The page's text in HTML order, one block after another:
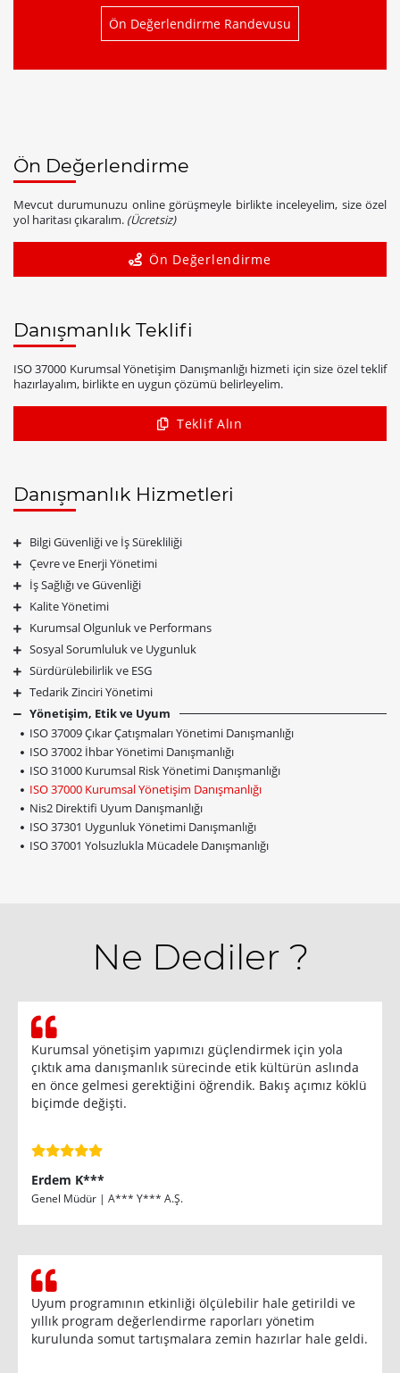
Ön Değerlendirme Randevusu
Ön Değerlendirme
Mevcut durumunuzu online görüşmeyle birlikte inceleyelim, size özel
yol haritası çıkaralım. (Ücretsiz)
Ön Değerlendirme
Danışmanlık Teklifi
ISO 37000 Kurumsal Yönetişim Danışmanlığı hizmeti için size özel teklif
hazırlayalım, birlikte en uygun çözümü belirleyelim.
Teklif Alın
Danışmanlık Hizmetleri
Bilgi Güvenliği ve İş Sürekliliği
Çevre ve Enerji Yönetimi
İş Sağlığı ve Güvenliği
Kalite Yönetimi
Kurumsal Olgunluk ve Performans
Sosyal Sorumluluk ve Uygunluk
Sürdürülebilirlik ve ESG
Tedarik Zinciri Yönetimi
Yönetişim, Etik ve Uyum
ISO 37009 Çıkar Çatışmaları Yönetimi Danışmanlığı
ISO 37002 İhbar Yönetimi Danışmanlığı
ISO 31000 Kurumsal Risk Yönetimi Danışmanlığı
ISO 37000 Kurumsal Yönetişim Danışmanlığı
Nis2 Direktifi Uyum Danışmanlığı
ISO 37301 Uygunluk Yönetimi Danışmanlığı
ISO 37001 Yolsuzlukla Mücadele Danışmanlığı
Ne Dediler ?
Kurumsal yönetişim yapımızı güçlendirmek için yola
çıktık ama danışmanlık sürecinde etik kültürün aslında
en önce gelmesi gerektiğini öğrendik. Bakış açımız köklü
biçimde değişti.
Erdem K***
Genel Müdür | A*** Y*** A.Ş.
Uyum programının etkinliği ölçülebilir hale getirildi ve
yıllık program değerlendirme raporları yönetim
kurulunda somut tartışmalara zemin hazırlar hale geldi.